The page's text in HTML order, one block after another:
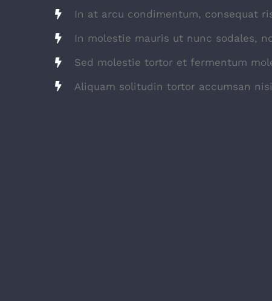
In at arcu condimentum, consequat
In molestie mauris ut nunc sodales,
Sed molestie tortor et fermentum
Aliquam solitudin tortor accumsan